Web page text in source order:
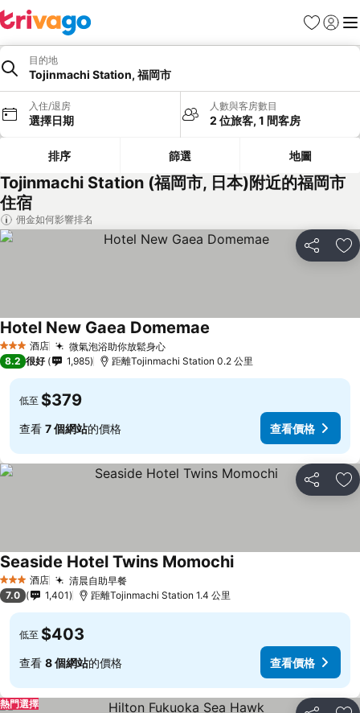
收藏夾
登入 選
目的地
Tojinmachi Station, 福岡市
入住/退房
選擇日期
人數與客房數目
2 位旅客, 1 間客房
排序 篩選 地圖
Tojinmachi Station (福岡市, 日本)附近的福岡市
住宿
佣金如何影響排名
分享 放
3 星級 酒店 微氣泡浴助你放鬆身心
Hotel New Gaea Domemae
8.2 很好 1,985 距離Tojinmachi Station 0.2 公里
低至 $379
查看 7 個網站的價格 查看價格
分享 放
3 星級 酒店 清晨自助早餐
Seaside Hotel Twins Momochi
7.0 1,401 距離Tojinmachi Station 1.4 公里
低至 $403
查看 8 個網站的價格 查看價格
熱門選擇